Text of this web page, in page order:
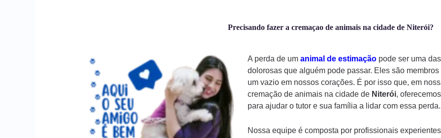
Precisando fazer a cremaçao de animais na cidade de Niterói?
A perda de um animal de estimaçãopode ser uma
dolorosas que alguém pode passar. Eles são
um vazio em nossos corações. É por isso que, em
cremação de animais na cidade de Niterói,
para ajudar o tutor e sua família a lidar com essa perda.
Nossa equipe é composta por profissionais